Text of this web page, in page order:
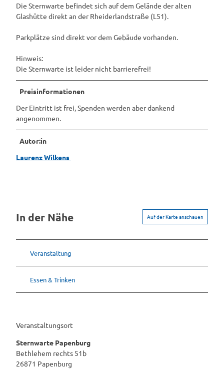
Die Sternwarte befindet sich auf dem Gelände der alten
Glashütte direkt an der Rheiderlandstraße (L51).
Parkplätze sind direkt vor dem Gebäude vorhanden.
Hinweis:
Die Sternwarte ist leider nicht barrierefrei!
Preisinformationen
Der Eintritt ist frei, Spenden werden aber dankend
angenommen.
Autor:in
Laurenz Wilkens
In der Nähe Auf der Karte anschauen
Veranstaltung
Essen & Trinken
Veranstaltungsort
Sternwarte Papenburg
Bethlehem rechts 51b
26871 Papenburg